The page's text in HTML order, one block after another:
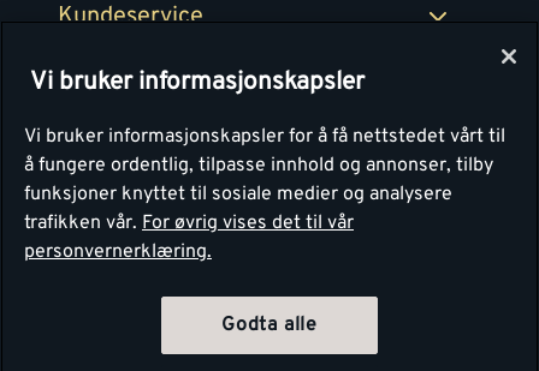
Kundeservice
Montér
Vi bruker informasjonskapsler
Vi bruker informasjonskapsler for å få nettstedet vårt til
å fungere ordentlig, tilpasse innhold og annonser, tilby
funksjoner knyttet til sosiale medier og analysere
trafikken vår. For øvrig vises det til vår
personvernerklæring.
Godta alle